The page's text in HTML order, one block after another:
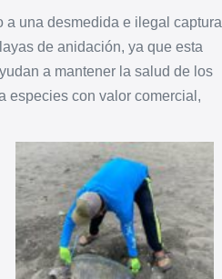
a una desmedida e ilegal captura
de anidación, ya que esta
a mantener la salud de los
especies con valor comercial,